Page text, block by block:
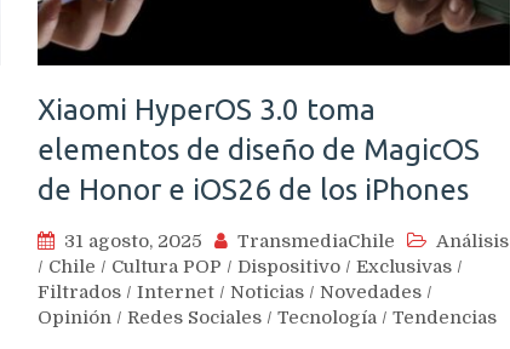
Xiaomi HyperOS 3.0 toma
elementos de diseño de MagicOS
de Honor e iOS26 de los iPhones
31 agosto, 2025 TransmediaChile
Análisis
/ Chile / Cultura POP / Dispositivo / Exclusivas /
Filtrados / Internet / Noticias / Novedades /
Opinión / Redes Sociales / Tecnología / Tendencias